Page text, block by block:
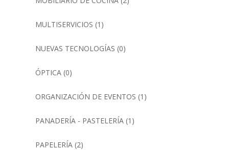
MULTISERVICIOS (1)
NUEVAS TECNOLOGÍAS (0)
ÓPTICA(0)
ORGANIZACIÓN DE EVENTOS (1)
PANADERÍA - PASTELERÍA(1)
PAPELERÍA(2)